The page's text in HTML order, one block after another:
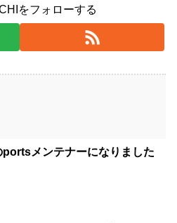
をフォローする
portsメンテナーになりました